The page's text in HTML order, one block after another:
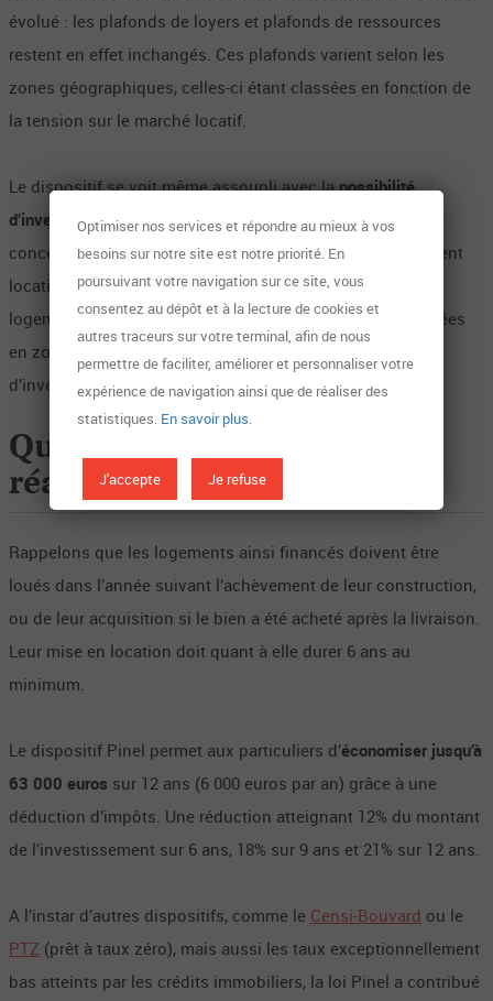
évolué : les plafonds de loyers et plafonds de ressources
restent en effet inchangés. Ces plafonds varient selon les
zones géographiques, celles-ci étant classées en fonction de
la tension sur le marché locatif.
Le dispositif se voit même assoupli avec lapossibilité
d’investir en loi Pinel dans les zones C, jusqu’à lors non
concernées par une loi visant à encourager l’investissement
locatif dans des zones connaissant des pénuries de
logements. Il faut toutefois noter que les communes situées
en zone C offrent peu d’opportunités en matière
d’investissement dans l’immobilier neuf.
Quelles économies peut-on
réaliser avec la loi Pinel ?
Rappelons que les logements ainsi financés doivent être
loués dans l’année suivant l’achèvement de leur construction,
ou de leur acquisition si le bien a été acheté après la livraison.
Leur mise en location doit quant à elle durer 6 ans au
minimum.
Le dispositif Pinel permet aux particuliers d’économiser jusqu’à
63 000 euros sur 12 ans (6 000 euros par an) grâce à une
déduction d’impôts. Une réduction atteignant 12% du montant
de l’investissement sur 6 ans, 18% sur 9 ans et 21% sur 12 ans.
A l’instar d’autres dispositifs, comme le Censi-Bouvard ou le
PTZ (prêt à taux zéro), mais aussi les taux exceptionnellement
bas atteints par les crédits immobiliers, la loi Pinel a contribué
Optimiser nos services et répondre au mieux à vos
besoins sur notre site est notre priorité. En
poursuivant votre navigation sur ce site, vous
consentez au dépôt et à la lecture de cookies et
autres traceurs sur votre terminal, afin de nous
permettre de faciliter, améliorer et personnaliser votre
expérience de navigation ainsi que de réaliser des
statistiques. En savoir plus
J'accepte Je refuse